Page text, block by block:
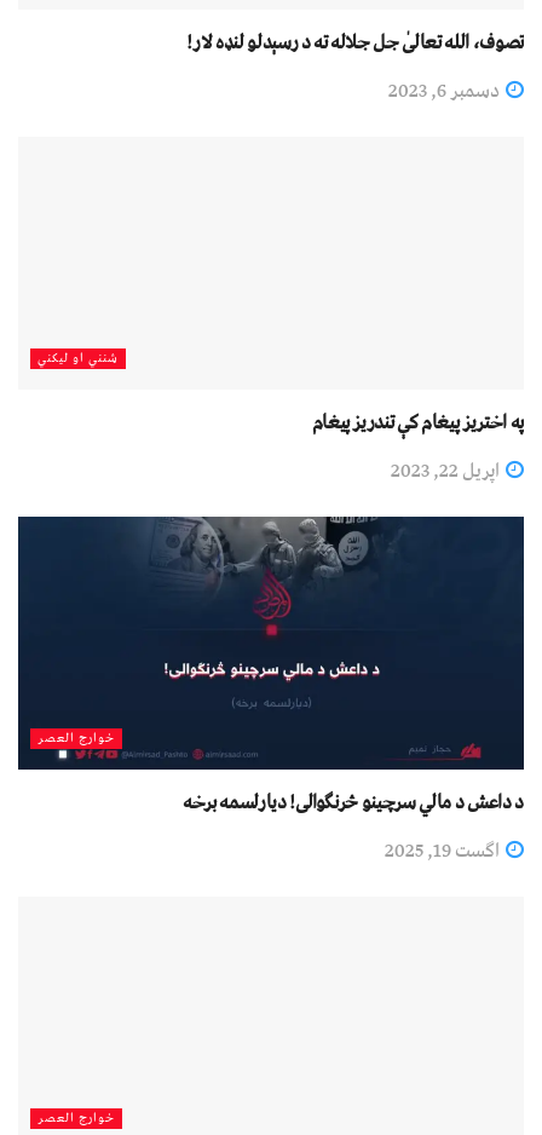
تصوف، الله تعالیٰ جل جلاله ته د رسېدلو لنډه لار!
دسمبر 6, 2023
شنني او لیکني
په اختریز پیغام کې تندریز پیغام
اپریل 22, 2023
خوارج العصر
د داعش د مالي سرچینو څرنګوالی! دیارلسمه برخه
اگست 19, 2025
خوارج العصر